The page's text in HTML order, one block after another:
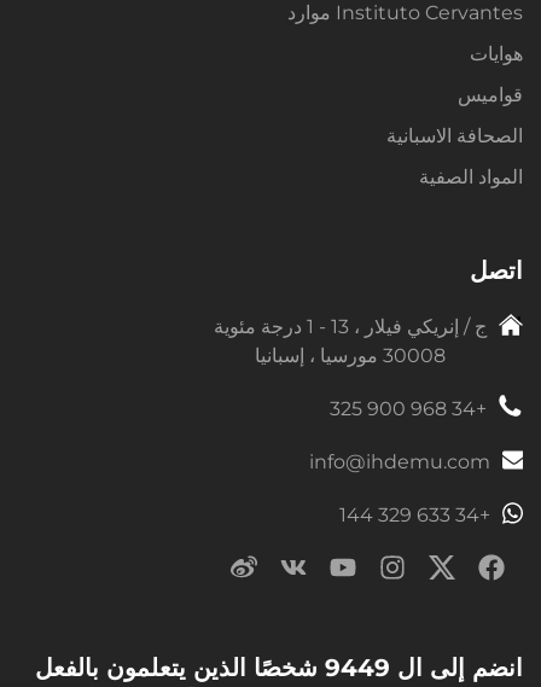
Instituto Cervantes موارد
هوايات
قواميس
الصحافة الاسبانية
المواد الصفية
اتصل
ج / إنريكي فيلار ، 13 - 1 درجة مئوية
30008 مورسيا ، إسبانيا
+34 968 900 325
info@ihdemu.com
+34 633 329 144
انضم إلى ال 9449 شخصًا الذين يتعلمون بالفعل